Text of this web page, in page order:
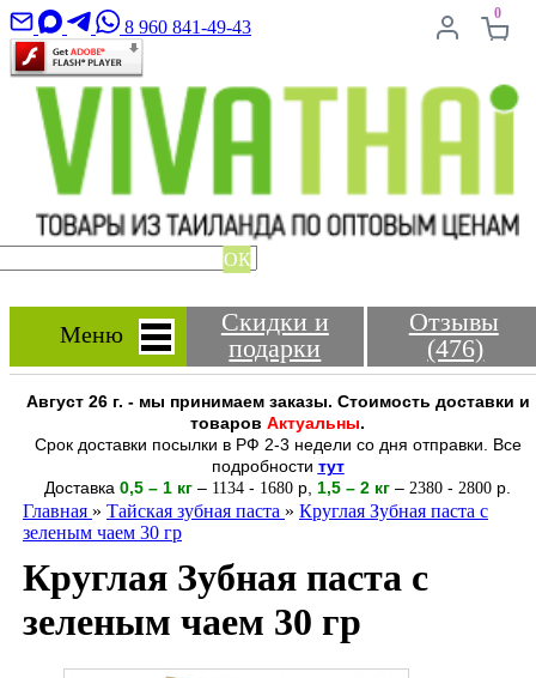
8 960 841-49-43
0
ОК
Меню
Скидки и
подарки
Отзывы
(476)
Август 26 г. - мы принимаем заказы. Стоимость доставки и
товаров Актуальны.
Срок доставки посылки в РФ 2-3 недели со дня отправки. Все
подробности тут
Доставка 0,5 – 1 кг – 1134 - 1680 р 1,5 – 2 кг – 2380 - 2800 р.
Главная » Тайская зубная паста » Круглая Зубная паста с
зеленым чаем 30 гр
Круглая Зубная паста с
зеленым чаем 30 гр